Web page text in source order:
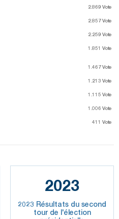
2.869 Vote
2.857 Vote
2.259 Vote
1.851 Vote
1.467 Vote
1.213 Vote
1.115 Vote
1.006 Vote
411 Vote
2023
2023 Résultats du second
tour de l'élection